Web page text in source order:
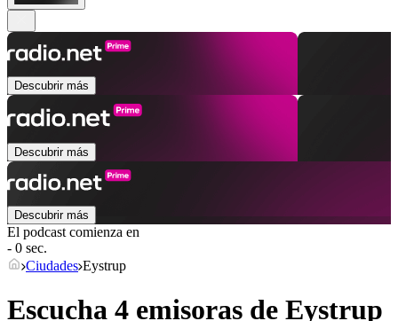
Descubrir más
Descubrir más
Descubrir más
El podcast comienza en
- 0 sec.
Ciudades Eystrup
Escucha 4 emisoras de Eystrup